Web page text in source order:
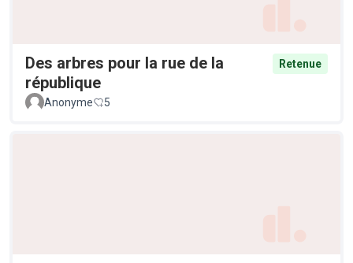
Des arbres pour la rue de la
république
Retenue
Anonyme 5